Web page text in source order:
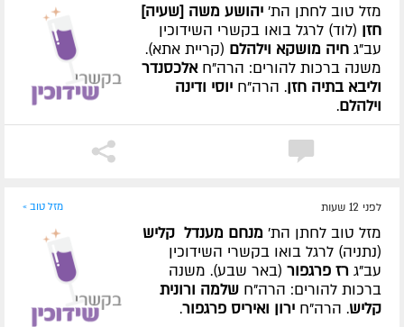
מזל טוב לחתן הת' יהושע משה [שעיה]
חזן (לוד) לרגל בואו בקשרי השידוכין
עב"ג חיה מושקא וילהלם (קריית אתא).
משנה ברכות להורים: הרה"חאלכסנדר
וליבא בתיה חזן. הרה"ח יוסי ודינה
וילהלם.
לפני 12 שעות מזל טוב »
מזל טוב לחתן הת' מנחם מענדל קליש
(נתניה) לרגל בואו בקשרי השידוכין
עב"ג רז פרגפור (באר שבע). משנה
ברכות להורים: הרה"ח שלמה ורונית
קליש. הרה"ח ירון ואיריס פרגפור.